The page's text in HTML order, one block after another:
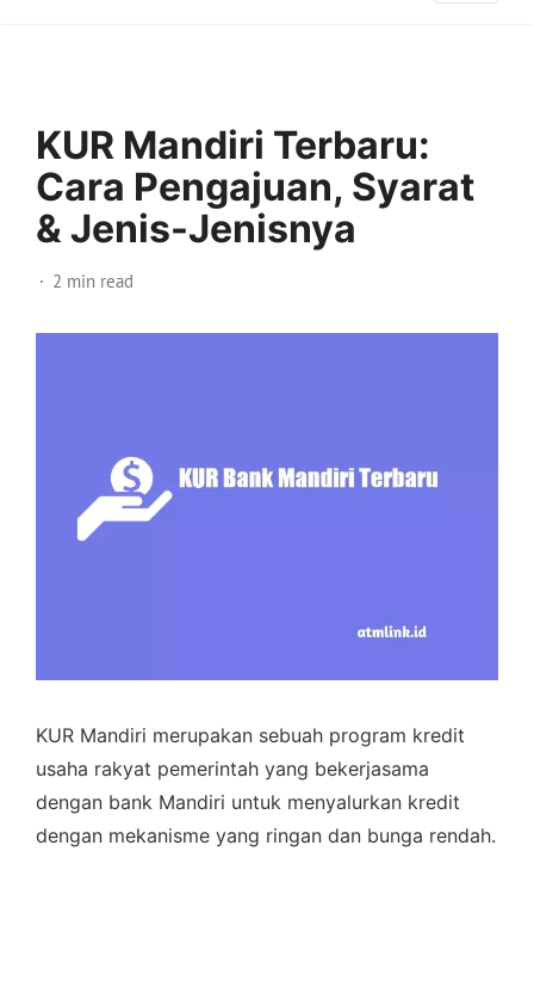
KUR Mandiri Terbaru:
Cara Pengajuan, Syarat
& Jenis-Jenisnya
2 min read
KUR Mandiri merupakan sebuah program kredit
usaha rakyat pemerintah yang bekerjasama
dengan bank Mandiri untuk menyalurkan kredit
dengan mekanisme yang ringan dan bunga rendah.